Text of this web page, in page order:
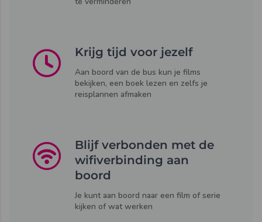
Krijg tijd voor jezelf
Aan boord van de bus kun je films
bekijken, een boek lezen en zelfs je
reisplannen afmaken
Blijf verbonden met de
wifiverbinding aan
boord
Je kunt aan boord naar een film of serie
kijken of wat werken